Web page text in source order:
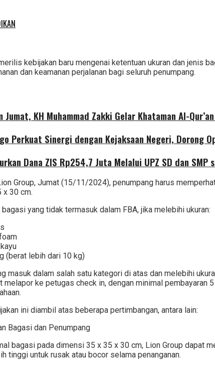
kebijakan baru mengenai ketentuan ukuran dan jenis
dan keamanan perjalanan bagi seluruh penumpang.
KH Muhammad Zakki Gelar Khataman Al-
Perkuat Sinergi dengan Kejaksaan Negeri, Dorong
Dana ZIS Rp254,7 Juta Melalui UPZ SD dan SMP
Group, Jumat (15/11/2024), penumpang harus
x 30 cm.
yang tidak termasuk dalam FBA, jika melebihi ukuran:
(berat lebih dari 10 kg)
masuk dalam salah satu kategori di atas dan melebihi
melapor ke petugas check in, dengan minimal
ini diambil atas beberapa pertimbangan, antara lain:
Bagasi dan Penumpang
bagasi pada dimensi 35 x 35 x 30 cm, Lion Group
tinggi untuk rusak atau bocor selama penanganan.